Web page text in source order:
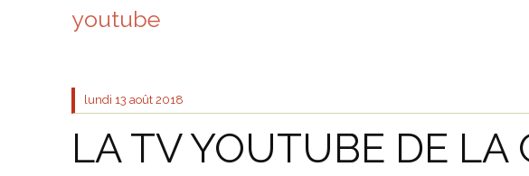
youtube
lundi 13 août 2018
LA TV YOUTUBE DE LA